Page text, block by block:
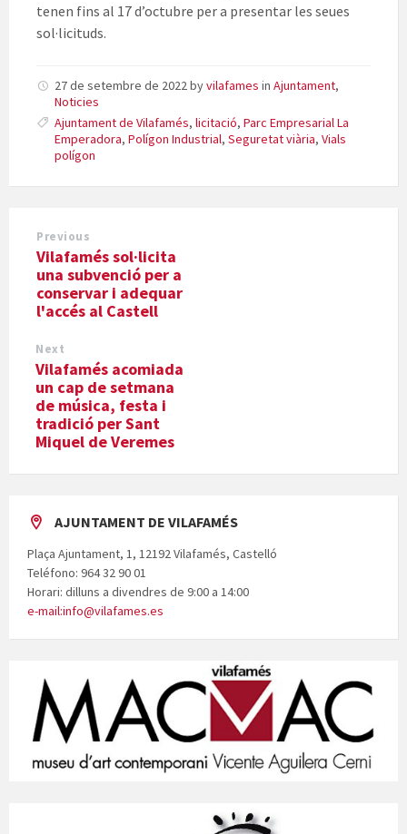
tenen fins al 17 d’octubre per a presentar les seues
sol·licituds.
27 de setembre de 2022byvilafames in Ajuntament,
Noticies
Ajuntament de Vilafamés, licitació, Parc Empresarial La
Emperadora, Polígon Industrial, Seguretat viària, Vials
polígon
Previous
Vilafamés sol·licita
una subvenció per a
conservar i adequar
l'accés al Castell
Next
Vilafamés acomiada
un cap de setmana
de música, festa i
tradició per Sant
Miquel de Veremes
AJUNTAMENT DE VILAFAMÉS
Plaça Ajuntament, 1, 12192 Vilafamés, Castelló
Teléfono: 964 32 90 01
Horari: dilluns a divendres de 9:00 a 14:00
e-mail:info@vilafames.es